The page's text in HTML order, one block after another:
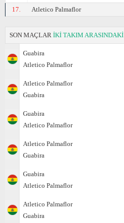
17.
Atletico Palmaflor
SON MAÇLAR İKİ TAKIM ARASINDAKİ
Guabirа
Atletico Palmaflor
Atletico Palmaflor
Guabirа
Guabirа
Atletico Palmaflor
Atletico Palmaflor
Guabirа
Guabirа
Atletico Palmaflor
Atletico Palmaflor
Guabirа